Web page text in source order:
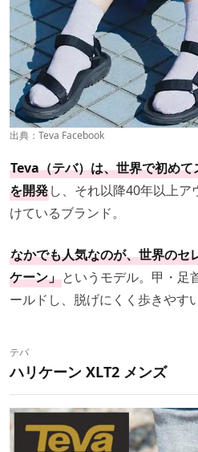
出典： Teva Facebook
Teva（テバ）は、世界で初め
を開発し、それ以降40年以上
けているブランド。
なかでも人気なのが、世界のセ
ケーン」というモデル。甲・足
ールドし、脱げにくく歩きやす
テバ
ハリケーン XLT2 メンズ